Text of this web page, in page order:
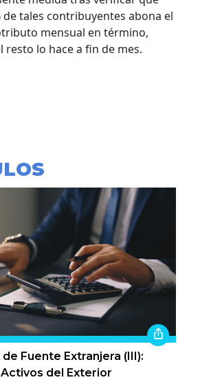
de tales contribuyentes abona el
mensual en término,
resto lo hace a fin de mes.
de Fuente Extranjera (III):
del Exterior